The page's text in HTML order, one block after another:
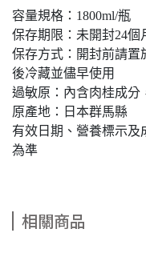
容量規格：1800ml/瓶
保存期限：未開封24個
保存方式：開封前請置
後冷藏並儘早使用
過敏原：內含肉桂成分
原產地：日本群馬縣
有效日期、營養標示及
為準
相關商品